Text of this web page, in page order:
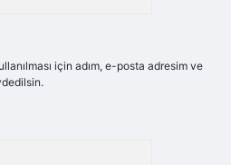
için adım, e-posta adresim ve